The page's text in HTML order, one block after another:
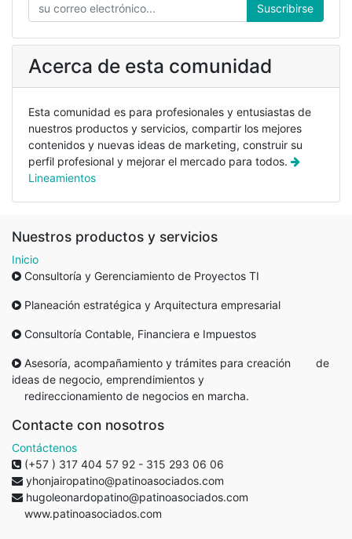
Suscribirse
Acerca de esta comunidad
Esta comunidad es para profesionales y entusiastas de
nuestros productos y servicios, compartir los mejores
contenidos y nuevas ideas de marketing, construir su
perfil profesional y mejorar el mercado para todos.
Lineamientos
Nuestros productos y servicios
Inicio
Consultoría y Gerenciamiento de Proyectos TI
Planeación estratégica y Arquitectura empresarial
Consultoría Contable, Financiera e Impuestos
Asesoría, acompañamiento y trámites para creación de
ideas de negocio, emprendimientos y
redireccionamiento de negocios en marcha.
Contacte con nosotros
Contáctenos
(+57 ) 317 404 57 92 - 315 293 06 06
yhonjairopatino@patinoasociados.com
hugoleonardopatino@patinoasociados.com
www.patinoasociados.com